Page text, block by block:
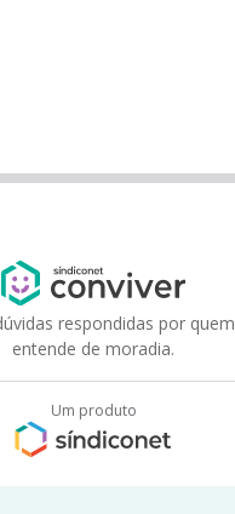
respondidas por quem
entende de moradia.
Um produto